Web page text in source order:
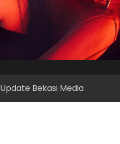
Update Bekasi Media